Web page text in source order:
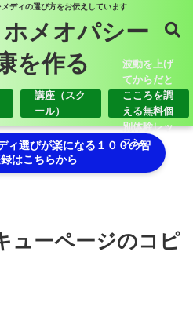
ディの選び方をお伝えしています
メオパシー
を作る
講座（スク
ール）
波動を上げ
てからだと
こころを調
える無料個
別体験レッ
スン
ィ選びが楽になる１００の智
はこちらから
ューページのコピ